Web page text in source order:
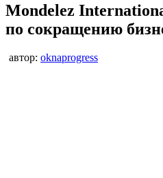
Mondelez
по сокращению
автор: oknaprogress